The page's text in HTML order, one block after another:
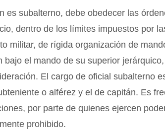
es subalterno, debe obedecer las
dentro de los límites impuestos por
militar, de rígida organización de
bajo el mando de su superior
El cargo de oficial subalterno
o alférez y el de capitán. Es
por parte de quienes ejercen
prohibido.